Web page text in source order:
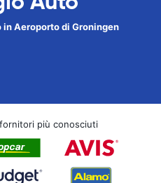
Aeroporto di Groningen
più conosciuti